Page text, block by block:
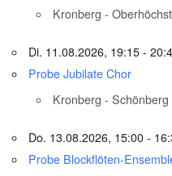
Kronberg -
Di. 11.08.2026, 19:15 -
Probe Jubilate Chor
Kronberg - Schönberg
Do. 13.08.2026, 15:00 -
Probe Blockflöten-